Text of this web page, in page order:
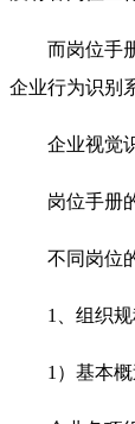
而岗位手
企业行为识别
企业视觉
岗位手册
不同岗位
1、组织
1）基本概